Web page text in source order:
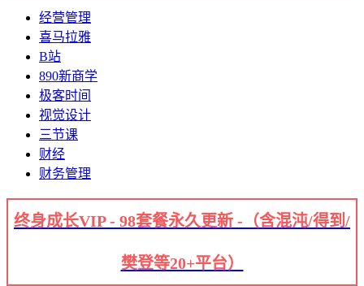
经营管理
喜马拉雅
B站
890新商学
极客时间
视觉设计
三节课
财经
财务管理
终身成长VIP - 98套餐永久更新 -（含混沌/得到/
樊登等20+平台）